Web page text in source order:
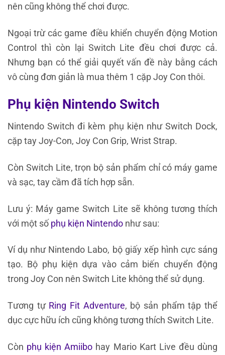
nên cũng không thể chơi được.
Ngoại trừ các game điều khiển chuyển động Motion
Control thì còn lại Switch Lite đều chơi được cả.
Nhưng bạn có thể giải quyết vấn đề này bằng cách
vô cùng đơn giản là mua thêm 1 cặp Joy Con thôi.
Phụ kiện Nintendo Switch
Nintendo Switch đi kèm phụ kiện như Switch Dock,
cặp tay Joy-Con, Joy Con Grip, Wrist Strap.
Còn Switch Lite, trọn bộ sản phẩm chỉ có máy game
và sạc, tay cầm đã tích hợp sẵn.
Lưu ý: Máy game Switch Lite sẽ không tương thích
với một số phụ kiện Nintendo như sau:
Ví dụ như Nintendo Labo, bộ giấy xếp hình cực sáng
tạo. Bộ phụ kiện dựa vào cảm biến chuyển động
trong Joy Con nên Switch Lite không thể sử dụng.
Tương tự Ring Fit Adventure, bộ sản phẩm tập thể
dục cực hữu ích cũng không tương thích Switch Lite.
Còn phụ kiện Amiibo hay Mario Kart Live đều dùng